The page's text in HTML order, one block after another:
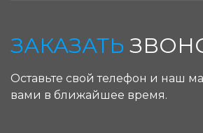
ЗАКАЗАТЬ
Оставьте свой телефон и наш
вами в ближайшее время.